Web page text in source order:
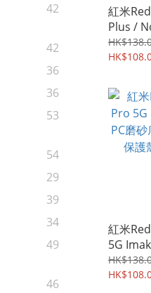
42
42
36
36
53
54
29
39
34
49
46
紅米
Plus /
3D曲面
偷睇 保
紅米
5G
磨砂底
護殼 手